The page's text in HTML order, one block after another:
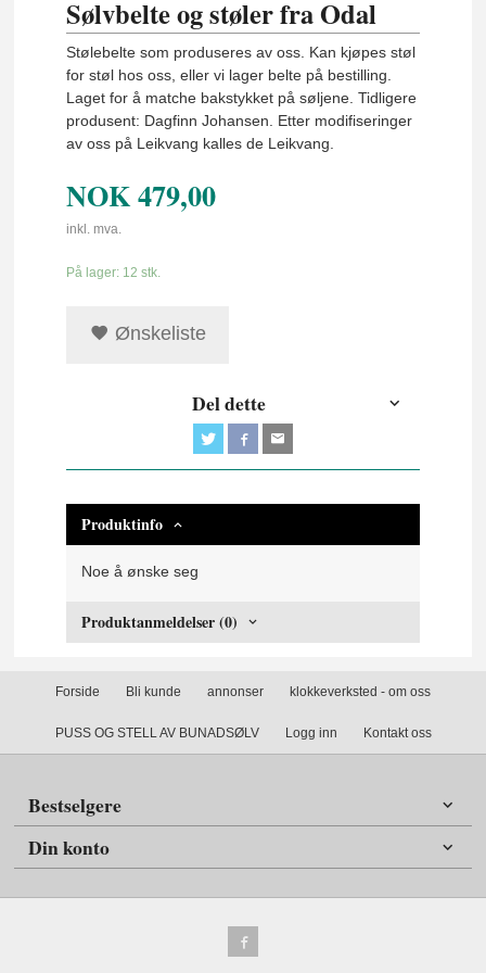
Sølvbelte og støler fra Odal
Stølebelte som produseres av oss. Kan kjøpes støl
for støl hos oss, eller vi lager belte på bestilling.
Laget for å matche bakstykket på søljene. Tidligere
produsent: Dagfinn Johansen. Etter modifiseringer
av oss på Leikvang kalles de Leikvang.
NOK479,00
inkl. mva.
På lager: 12 stk.
Ønskeliste
Del dette
Produktinfo
Noe å ønske seg
Produktanmeldelser (0)
Forside Bli kunde annonser klokkeverksted - om oss
PUSS OG STELL AV BUNADSØLV Logg inn Kontakt oss
Bestselgere
Din konto